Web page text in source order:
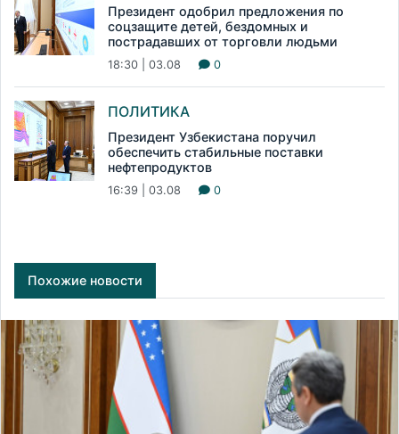
Президент одобрил предложения по
соцзащите детей, бездомных и
пострадавших от торговли людьми
18:30 | 03.08 0
ПОЛИТИКА
Президент Узбекистана поручил
обеспечить стабильные поставки
нефтепродуктов
16:39 | 03.08 0
Похожие новости